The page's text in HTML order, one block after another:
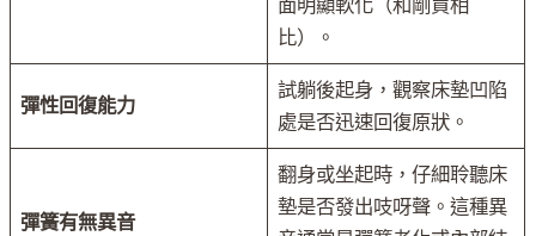
比）。
彈性回復能力
試躺後起身，觀察床墊凹陷
處是否迅速回復原狀。
彈簧有無異音
翻身或坐起時，仔細聆聽床
墊是否發出吱呀聲。這種異